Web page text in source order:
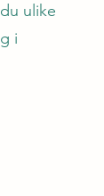
ulike
i